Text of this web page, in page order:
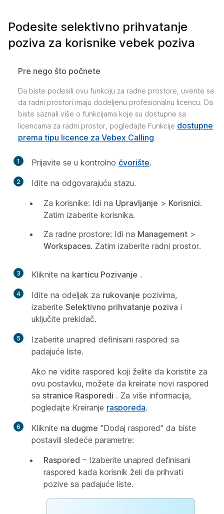
Podesite selektivno prihvatanje
poziva za korisnike vebek poziva
Pre nego što počnete
Da biste podesili ovu funkciju za radne prostore, uverite se
da radni prostori imaju dodeljenu profesionalnu licencu. Da
biste saznali više o funkcijama koje su dostupne sa
licencama za radni prostor, pogledajte Funkcije dostupne
prema tipu licence za Vebex Calling
1 Prijavite se u kontrolno čvorište.
2
Idite na odgovarajuću stazu.
Za korisnike: Idi na Upravljanje > Korisnici.
Zatim izaberite korisnika.
Za radne prostore: Idi na Management >
Workspaces. Zatim izaberite radni prostor.
3 Kliknite na karticu Pozivanje .
4 Idite na odeljak za rukovanje pozivima,
izaberite Selektivno prihvatanje poziva i
uključite prekidač.
5
Izaberite unapred definisani raspored sa
padajuće liste.
Ako ne vidite raspored koji želite da koristite za
ovu postavku, možete da kreirate novi raspored
sa stranice Rasporedi . Za više informacija,
pogledajte Kreiranje rasporeda.
6 Kliknite na dugme "Dodaj raspored" da biste
postavili sledeće parametre:
Raspored – Izaberite unapred definisani
raspored kada korisnik želi da prihvati
pozive sa padajuće liste.